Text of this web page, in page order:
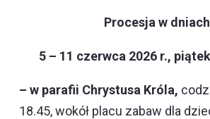
Procesja w
5 – 11 czerwca 2026 r.,
– w parafii Chrystusa Króla,
18.45, wokół placu zabaw dla